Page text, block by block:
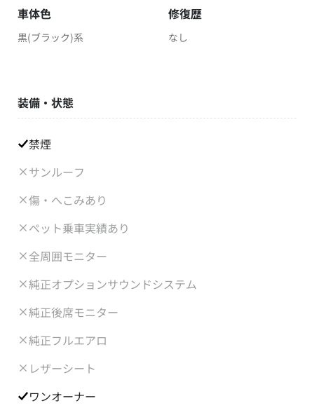
車体色
黒(ブラック)系
修復歴
なし
装備・状態
禁煙
サンルーフ
傷・へこみあり
ペット乗車実績あり
全周囲モニター
純正オプションサウンドシステム
純正後席モニター
純正フルエアロ
レザーシート
ワンオーナー